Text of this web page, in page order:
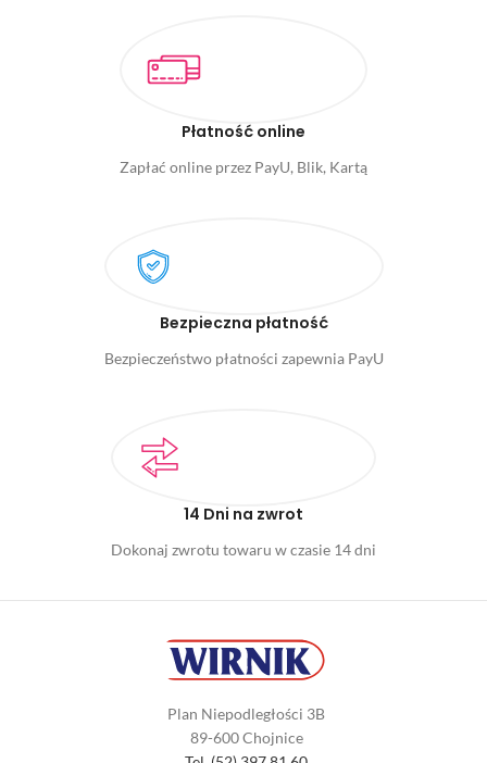
Płatność online
Zapłać online przez PayU, Blik, Kartą
Bezpieczna płatność
Bezpieczeństwo płatności zapewnia PayU
14 Dni na zwrot
Dokonaj zwrotu towaru w czasie 14 dni
Plan Niepodległości 3B
89-600 Chojnice